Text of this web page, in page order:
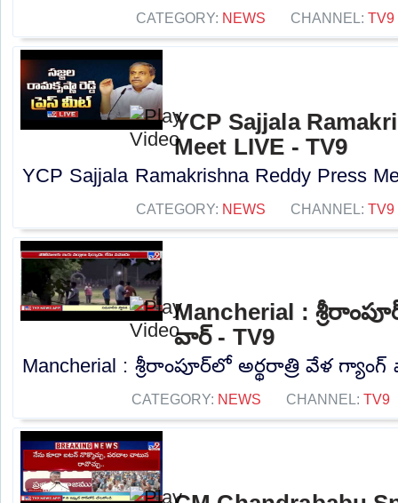
CATEGORY: NEWS CHANNEL: TV9
YCP Sajjala
Meet LIVE - TV9
YCP Sajjala Ramakrishna Reddy Press
CATEGORY: NEWS CHANNEL: TV9
Mancherial :
వార్ - TV9
Mancherial : శ్రీరాంపూర్‌లో అర్థరాత్రి వేళ గ్యాంగ్
CATEGORY: NEWS CHANNEL: TV9